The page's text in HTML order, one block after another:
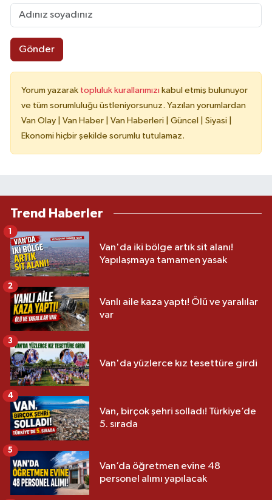
Gönder
Yorum yazarak topluluk kurallarımızı kabul etmiş bulunuyor
ve tüm sorumluluğu üstleniyorsunuz. Yazılan yorumlardan
Van Olay | Van Haber | Van Haberleri | Güncel | Siyasi |
Ekonomi hiçbir şekilde sorumlu tutulamaz.
Trend Haberler
Van'da iki bölge artık sit alanı!
Yapılaşmaya tamamen yasak
1
Vanlı aile kaza yaptı! Ölü ve yaralılar
var
2
Van'da yüzlerce kız tesettüre girdi
3
Van, birçok şehri solladı! Türkiye’de
5. sırada
4
Van’da öğretmen evine 48
personel alımı yapılacak
5